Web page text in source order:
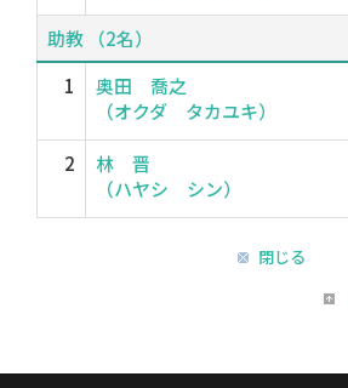
助教 （2名）
1
奥田 喬之
（オクダ タカユキ）
2
林 晋
（ハヤシ シン）
閉じる